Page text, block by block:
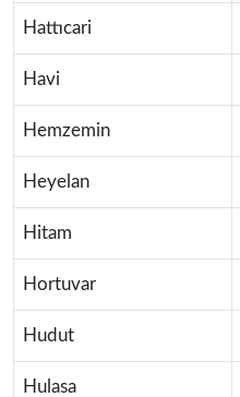
Hattıcari
Havi
Hemzemin
Heyelan
Hitam
Hortuvar
Hudut
Hulasa